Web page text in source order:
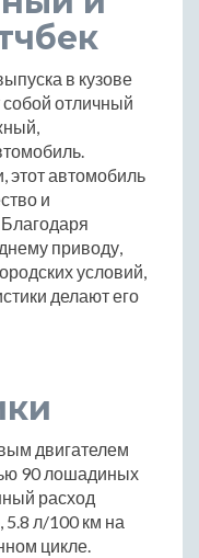
в кузове
собой отличный
этот автомобиль
и
приводу,
условий,
делают его
двигателем
90 лошадиных
расход
5.8 л/100 км на
цикле.